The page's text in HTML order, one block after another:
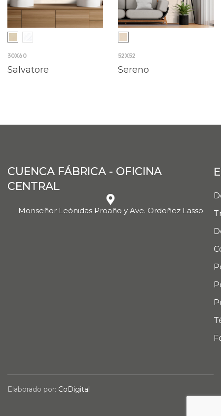
30X60
Salvatore
52X52
Sereno
CUENCA FÁBRICA - OFICINA
CENTRAL
Monseñor Leónidas Proaño y Ave. Ordoñez Lasso
Elaborado por: CoDigital